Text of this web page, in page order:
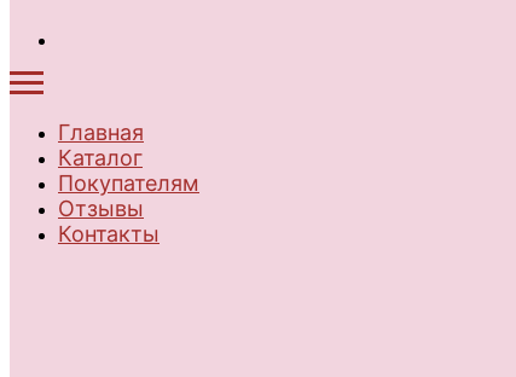
Главная
Каталог
Покупателям
Отзывы
Контакты